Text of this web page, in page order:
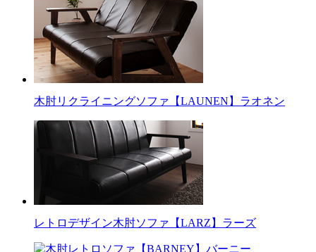
木肘リクライニングソファ【LAUNEN】ラオネン
レトロデザイン木肘ソファ【LARZ】ラーズ